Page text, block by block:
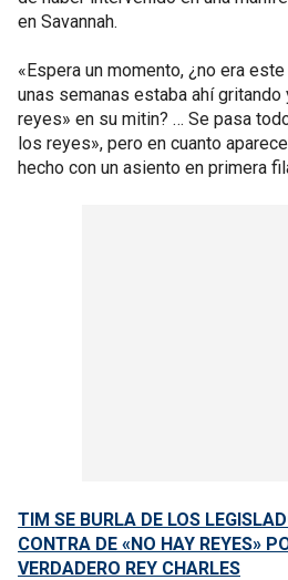
en Savannah.
«Espera un momento, ¿no era
unas semanas estaba ahí
reyes» en su mitin? … Se pasa
los reyes», pero en cuanto
hecho con un asiento en primera
TIM SE BURLA DE LOS
CONTRA DE «NO HAY REYES»
VERDADERO REY CHARLES